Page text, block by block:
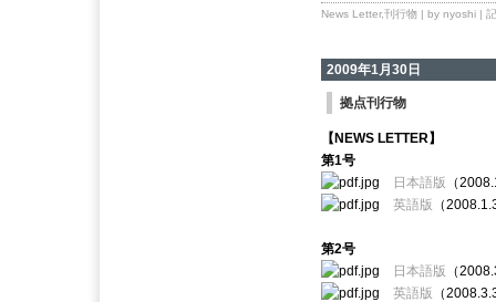
News Letter,刊行物 | by nyoshi |
2009年1月30日
拠点刊行物
【NEWS LETTER】
第1号
日本語版 （
英語版 （
第2号
日本語版 （
英語版 （